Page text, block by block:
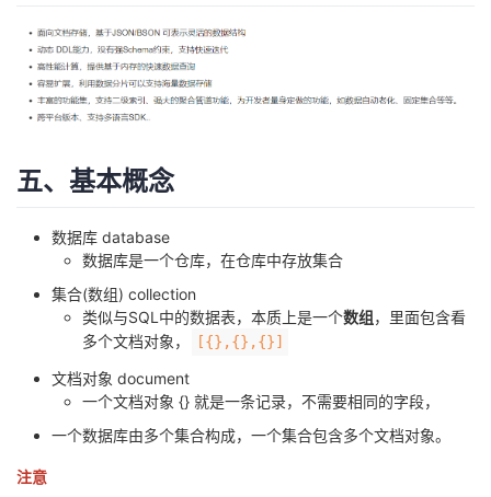
证
实
验
的
收
持
建
议
五、基本概念
数据库 database
数据库是一个仓库，在仓库中存放集合
集合(数组) collection
类似与SQL中的数据表，本质上是一个数组，里面包含看
多个文档对象，
[{},{},{}]
文档对象 document
一个文档对象 {} 就是一条记录，不需要相同的字段，
一个数据库由多个集合构成，一个集合包含多个文档对象。
注意